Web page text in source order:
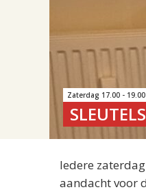
Zaterdag 17.00 -
Iedere
aandacht voor